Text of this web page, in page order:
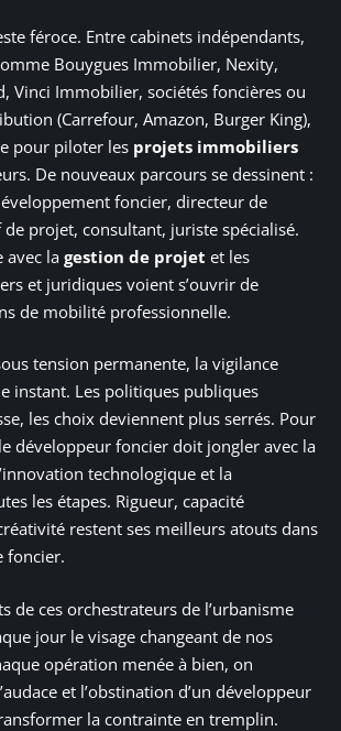
féroce. Entre cabinets indépendants,
Bouygues Immobilier, Nexity,
Vinci Immobilier, sociétés foncières ou
(Carrefour, Amazon, Burger King),
pour piloter les projets immobiliers
De nouveaux parcours se dessinent :
foncier, directeur de
projet, consultant, juriste spécialisé.
avec la gestion de projet et les
et juridiques voient s’ouvrir de
de mobilité professionnelle.
tension permanente, la vigilance
instant. Les politiques publiques
les choix deviennent plus serrés. Pour
développeur foncier doit jongler avec la
technologique et la
les étapes. Rigueur, capacité
restent ses meilleurs atouts dans
foncier.
de ces orchestrateurs de l’urbanisme
jour le visage changeant de nos
opération menée à bien, on
et l’obstination d’un développeur
la contrainte en tremplin.